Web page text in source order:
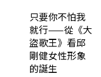
只要你不怕我
就行——從《大
盜歌王》看邱
剛健女性形象
的誕生